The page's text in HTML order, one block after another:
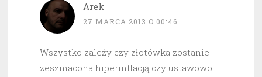
Arek
27 MARCA 2013 O 00:46
Wszystko zależy czy złotówka zostanie
zeszmacona hiperinflacją czy ustawowo.